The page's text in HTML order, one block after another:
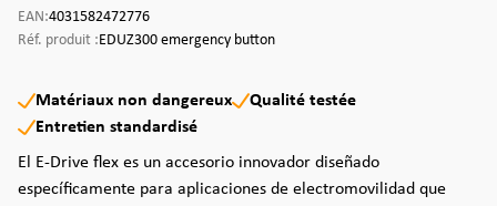
EAN:4031582472776
Réf. produit :EDUZ300 emergency button
Matériaux non dangereux
Qualité testée
Entretien standardisé
El E-Drive flex es un accesorio innovador diseñado
específicamente para aplicaciones de electromovilidad que